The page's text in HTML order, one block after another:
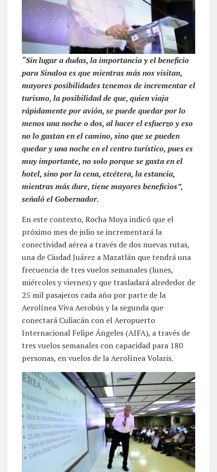
“Sin lugar a dudas, la importancia y el beneficio
para Sinaloa es que mientras más nos visitan,
mayores posibilidades tenemos de incrementar el
turismo, la posibilidad de que, quien viaja
rápidamente por avión, se puede quedar por lo
menos una noche o dos, al hacer el esfuerzo y eso
no lo gastan en el camino, sino que se pueden
quedar y una noche en el centro turístico, pues es
muy importante, no solo porque se gasta en el
hotel, sino por la cena, etcétera, la estancia,
mientras más dure, tiene mayores beneficios”,
señaló el Gobernador.
En este contexto, Rocha Moya indicó que el
próximo mes de julio se incrementará la
conectividad aérea a través de dos nuevas rutas,
una de Ciudad Juárez a Mazatlán que tendrá una
frecuencia de tres vuelos semanales (lunes,
miércoles y viernes) y que trasladará alrededor de
25 mil pasajeros cada año por parte de la
Aerolínea Viva Aerobús y la segunda que
conectará Culiacán con el Aeropuerto
Internacional Felipe Ángeles (AIFA), a través de
tres vuelos semanales con capacidad para 180
personas, en vuelos de la Aerolínea Volaris.